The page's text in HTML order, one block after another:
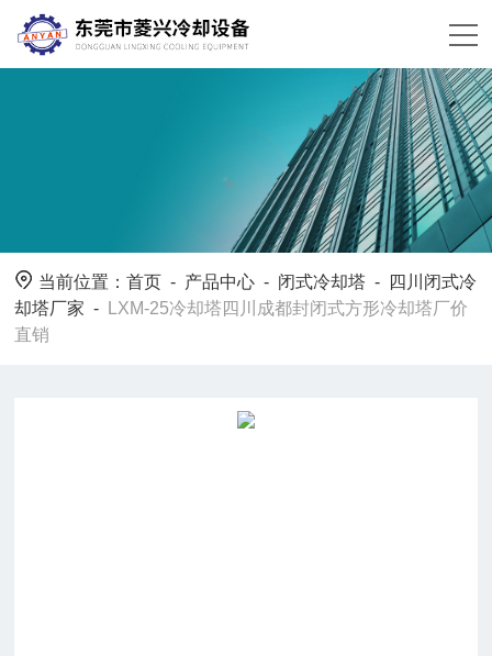
当前位置：首页 - 产品中心 - 闭式冷却塔 -
四川闭式冷
却塔厂家 -
LXM-25冷却塔四川成都封闭式方形冷却塔厂价
直销